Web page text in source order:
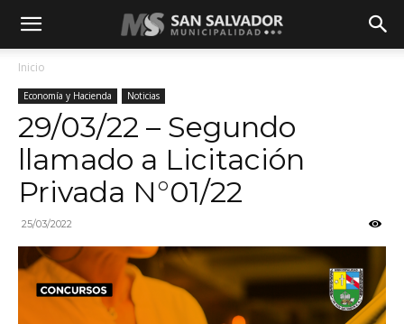
Inicio
Economía y Hacienda Noticias
29/03/22 – Segundo
llamado a Licitación
Privada N°01/22
25/03/2022